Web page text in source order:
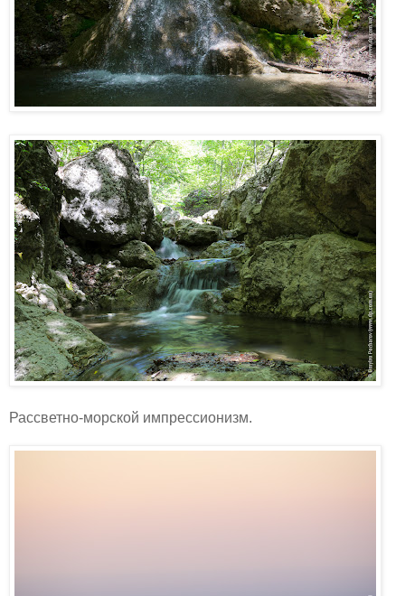
Рассветно-морской импрессионизм.